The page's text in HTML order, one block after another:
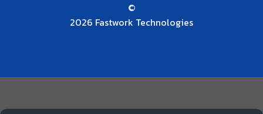
©
2026 Fastwork Technologies